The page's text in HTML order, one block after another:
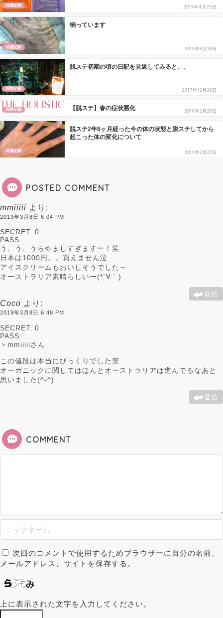
回復記録 2019年4月25日
回復記録
弱っています
2019年4月18日
回復記録
脱ステ初期の頃の日記を見返してみると。。
2017年12月28日
回復記録 【脱ステ】春の症状悪化 2018年2月28日
回復記録
脱ステ2年8ヶ月経った今の体の状態と脱ステしてから
起こった体の変化について
2019年2月23日
POSTED COMMENT
mmiiiii より:
2019年3月8日 6:04 PM
SECRET: 0
PASS:
う、う、うらやましすぎますー！笑
日本は1000円。。買えません泣
アイスクリームもおいしそうでした～
オーストラリア素晴らしいー(*´∀｀)
返信
Coco より:
2019年3月8日 6:48 PM
SECRET: 0
PASS:
＞mmiiiiiさん
この値段は本当にびっくりでした笑
オーガニックに関してはほんとオーストラリアは進んでるなあと
思いました(^-^)
返信
COMMENT
次回のコメントで使用するためブラウザーに自分の名前、
メールアドレス、サイトを保存する。
上に表示された文字を入力してください。